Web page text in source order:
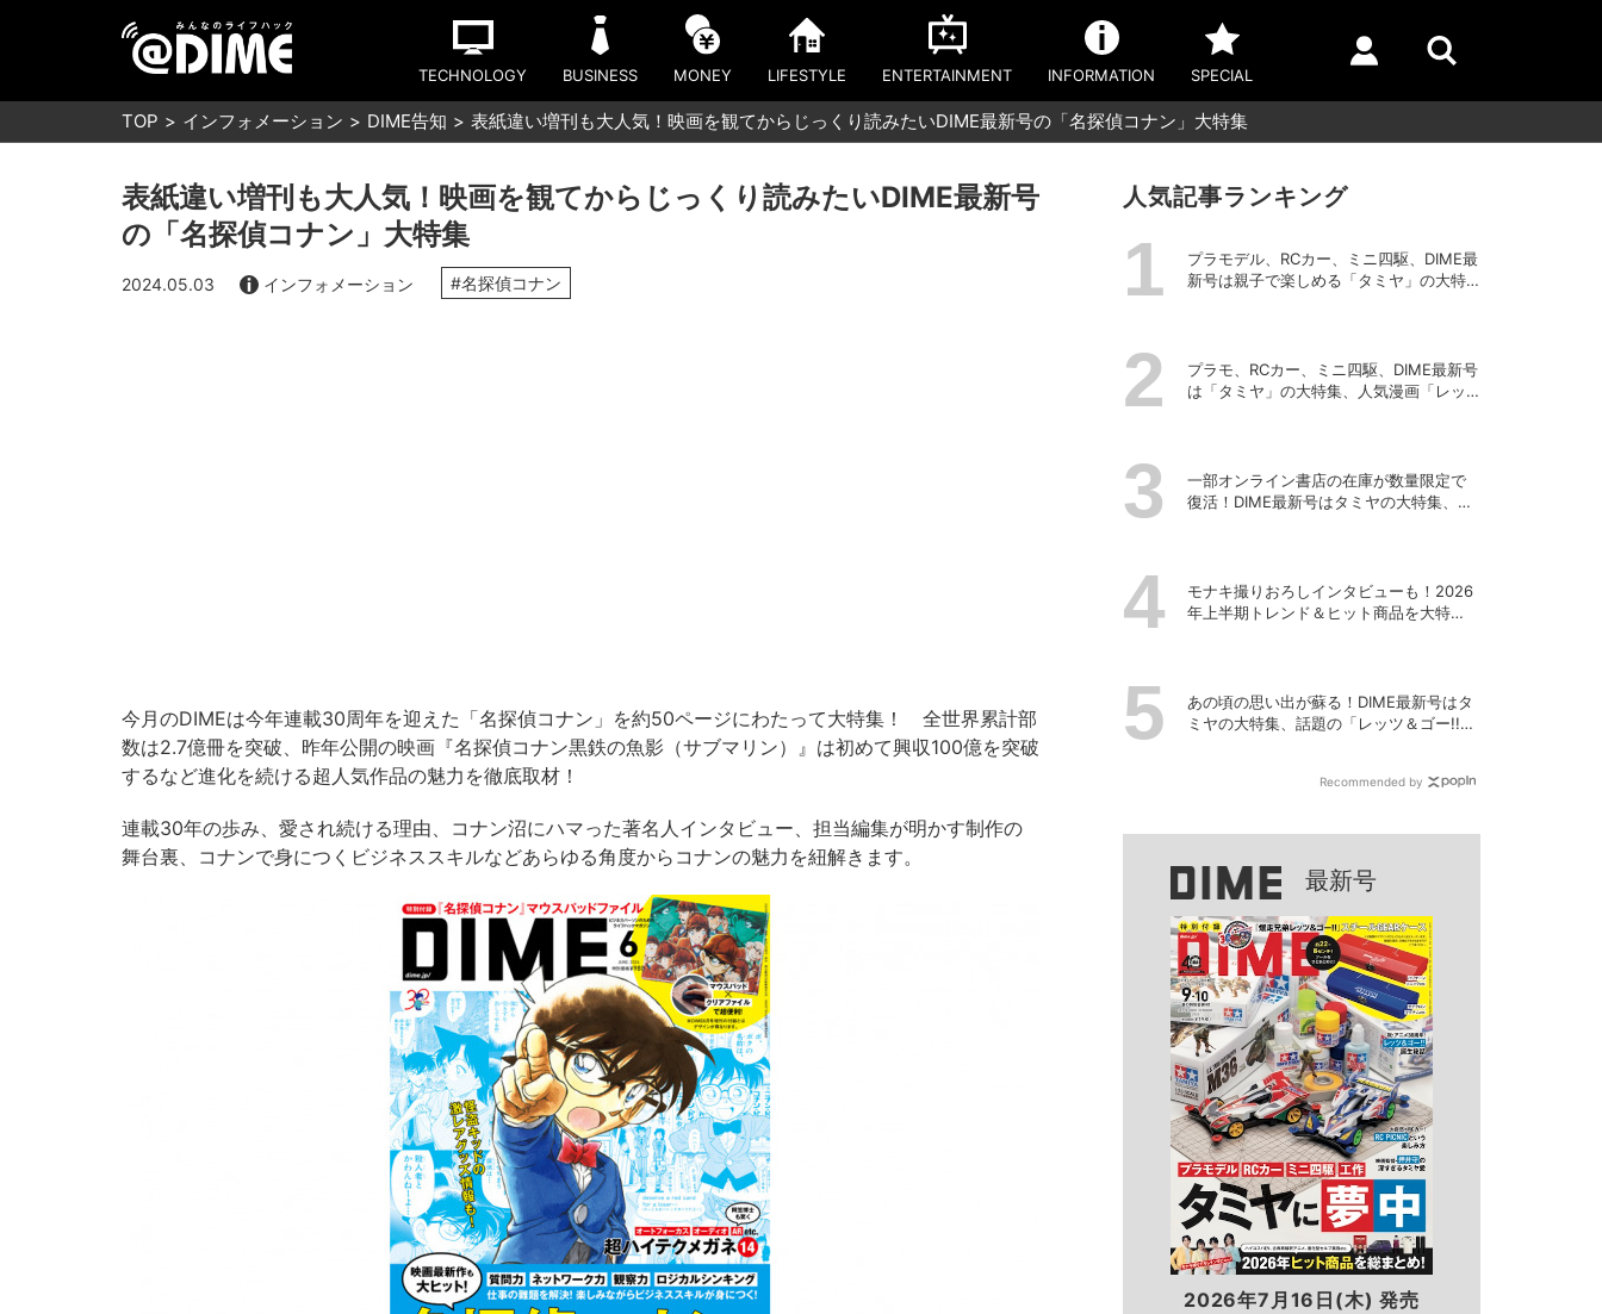
TECHNOLOGY BUSINESS MONEY LIFESTYLE ENTERTAINMENT INFORMATION SPECIAL
TOP インフォメーション DIME告知 表紙違い増刊も大人気！映画を観てからじっくり読みたいDIME最新号の「名探偵コナン」大特集
表紙違い増刊も大人気！映画を観てからじっくり読みたいDIME最新号
の「名探偵コナン」大特集
2024.05.03 インフォメーション #名探偵コナン
今月のDIMEは今年連載30周年を迎えた「名探偵コナン」を約50ページにわたって大特集！ 全世界累計部
数は2.7億冊を突破、昨年公開の映画『名探偵コナン黒鉄の魚影（サブマリン）』は初めて興収100億を突破
するなど進化を続ける超人気作品の魅力を徹底取材！
連載30年の歩み、愛され続ける理由、コナン沼にハマった著名人インタビュー、担当編集が明かす制作の
舞台裏、コナンで身につくビジネススキルなどあらゆる角度からコナンの魅力を紐解きます。
人気記事ランキング
プラモデル、RCカー、ミニ四駆、DIME最
新号は親子で楽しめる「タミヤ」の大特
プラモ、RCカー、ミニ四駆、DIME最新号
は「タミヤ」の大特集、人気漫画「レッ
一部オンライン書店の在庫が数量限定で
復活！DIME最新号はタミヤの大特集、
モナキ撮りおろしインタビューも！2026
年上半期トレンド＆ヒット商品を大特
あの頃の思い出が蘇る！DIME最新号はタ
ミヤの大特集、話題の「レッツ＆ゴー!!」
Recommended by
最新号
2026年7月16日(木) 発売